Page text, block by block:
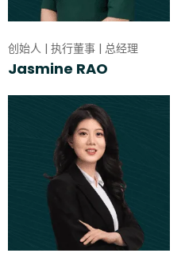
创始人 | 执行董事 | 总经理
Jasmine RAO